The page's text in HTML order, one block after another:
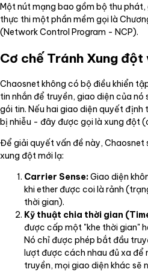
Một nút mạng bao gồm bộ thu
thực thi một phần mềm gọi là
(Network Control Program - NCP).
Cơ chế Tránh Xung đột
Chaosnet không có bộ điều khiển
tin nhắn để truyền, giao diện của
gói tin. Nếu hai giao diện quyết định
bị nhiễu - đây được gọi là xung đột
Để giải quyết vấn đề này, Chaosnet
xung đột mới lạ:
Carrier Sense:Giao diện
khi ether được coi là rảnh
thời gian).
Kỹ thuật chia thời gian
được cấp một "khe thời gian"
Nó chỉ được phép bắt đầu
lượt được cách nhau đủ xa
truyền, mọi giao diện khác sẽ